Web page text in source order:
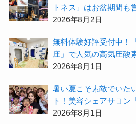
トネス」はお盆期間も
大公開★
2026年8月2日
無料体験好評受付中！
庄」で人気の高気圧酸
「O2BOX（30分500円
2026年8月1日
暑い夏こそ素敵でいた
ト！美容シェアサロン
ら2026年8月のお得情
2026年8月1日